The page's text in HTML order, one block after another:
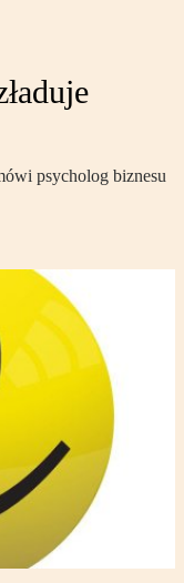
psycholog biznesu